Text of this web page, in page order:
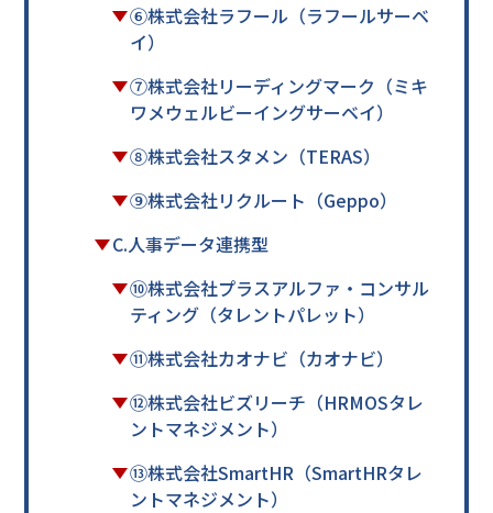
⑥株式会社ラフール（ラフールサーベ
イ）
⑦株式会社リーディングマーク（ミキ
ワメウェルビーイングサーベイ）
⑧株式会社スタメン（TERAS）
⑨株式会社リクルート（Geppo）
C.人事データ連携型
⑩株式会社プラスアルファ・コンサル
ティング（タレントパレット）
⑪株式会社カオナビ（カオナビ）
⑫株式会社ビズリーチ（HRMOSタレ
ントマネジメント）
⑬株式会社SmartHR（SmartHRタレ
ントマネジメント）